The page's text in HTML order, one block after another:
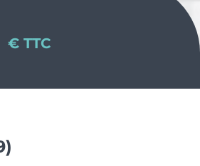
valeurs
PARTENAIRES
€ TTC